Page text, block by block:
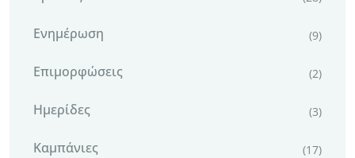
Ενημέρωση (9)
Επιμορφώσεις (2)
Ημερίδες (3)
Καμπάνιες (17)